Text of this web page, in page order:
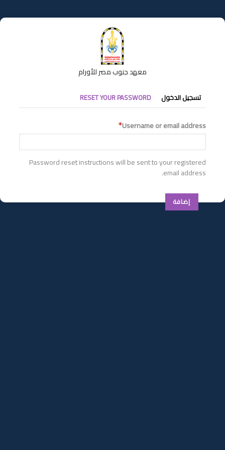
إلى
المحتوى
معهد جنوب مصر للأورام
التبويبات
الأساسية
تسجيل الدخول RESET YOUR PASSWORD
Username or email address
Password reset instructions will be sent to your registered
email address.